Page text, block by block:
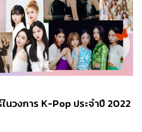
นวงการ K-Pop ประจำปี 2022